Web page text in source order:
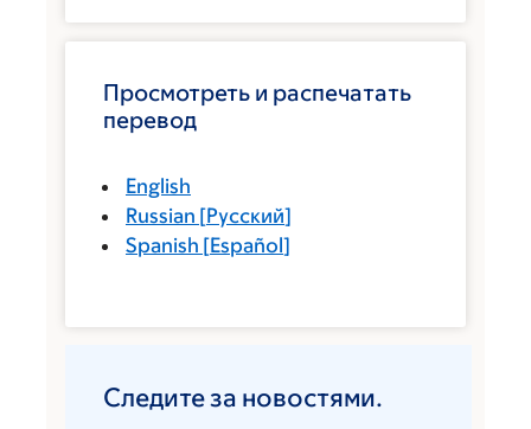
Просмотреть и распечатать
перевод
English
Russian [Русский]
Spanish [Español]
Следите за новостями.